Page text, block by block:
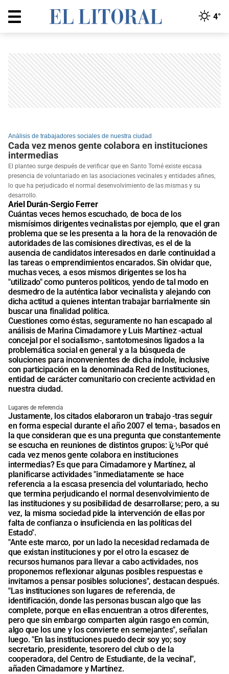
4°
Análisis de trabajadores sociales de nuestra ciudad
Cada vez menos gente colabora en instituciones
intermedias
El planteo surge después de verificar que en Santo Tomé existe escasa
presencia de voluntariado en las asociaciones vecinales y entidades afines,
lo que ha perjudicado el normal desenvolvimiento de las mismas y su
desarrollo.
Ariel Durán-Sergio Ferrer
Cuántas veces hemos escuchado, de boca de los
mismísimos dirigentes vecinalistas por ejemplo, que el gran
problema que se les presenta a la hora de la renovación de
autoridades de las comisiones directivas, es el de la
ausencia de candidatos interesados en darle continuidad a
las tareas o emprendimientos encarados. Sin olvidar que,
muchas veces, a esos mismos dirigentes se los ha
"utilizado" como punteros políticos, yendo de tal modo en
desmedro de la auténtica labor vecinalista y alejando con
dicha actitud a quienes intentan trabajar barrialmente sin
buscar una finalidad política.
Cuestiones como éstas, seguramente no han escapado al
análisis de Marina Cimadamore y Luis Martínez -actual
concejal por el socialismo-, santotomesinos ligados a la
problemática social en general y a la búsqueda de
soluciones para inconvenientes de dicha índole, inclusive
con participación en la denominada Red de Instituciones,
entidad de carácter comunitario con creciente actividad en
nuestra ciudad.
Lugares de referencia
Justamente, los citados elaboraron un trabajo -tras seguir
en forma especial durante el año 2007 el tema-, basados en
la que consideran que es una pregunta que constantemente
se escucha en reuniones de distintos grupos: ï¿½Por qué
cada vez menos gente colabora en instituciones
intermedias? Es que para Cimadamore y Martínez, al
planificarse actividades "inmediatamente se hace
referencia a la escasa presencia del voluntariado, hecho
que termina perjudicando el normal desenvolvimiento de
las instituciones y su posibilidad de desarrollarse; pero, a su
vez, la misma sociedad pide la intervención de ellas por
falta de confianza o insuficiencia en las políticas del
Estado".
"Ante este marco, por un lado la necesidad reclamada de
que existan instituciones y por el otro la escasez de
recursos humanos para llevar a cabo actividades, nos
proponemos reflexionar algunas posibles respuestas e
invitamos a pensar posibles soluciones", destacan después.
"Las instituciones son lugares de referencia, de
identificación, donde las personas buscan algo que las
complete, porque en ellas encuentran a otros diferentes,
pero que sin embargo comparten algún rasgo en común,
algo que los une y los convierte en semejantes", señalan
luego. "En las instituciones puedo decir soy yo; soy
secretario, presidente, tesorero del club o de la
cooperadora, del Centro de Estudiante, de la vecinal",
añaden Cimadamore y Martínez.